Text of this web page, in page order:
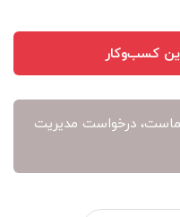
کسب‌وکار
درخواست مدیریت